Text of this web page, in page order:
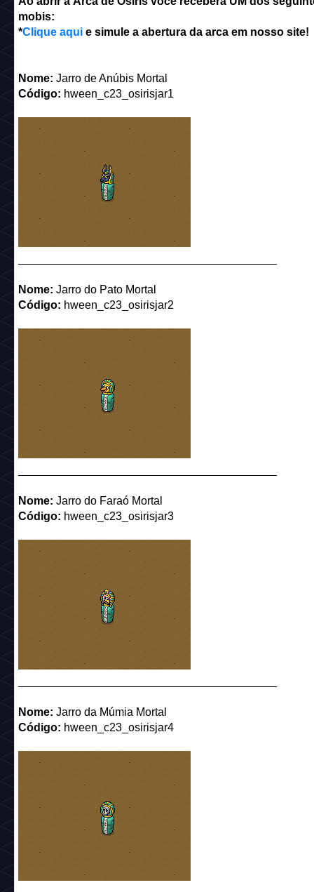
mobis:
*Clique aquie simule a abertura da arca em nosso site!
Nome: Jarro de Anúbis Mortal
Código: hween_c23_osirisjar1
Nome: Jarro do Pato Mortal
Código: hween_c23_osirisjar2
Nome: Jarro do Faraó Mortal
Código: hween_c23_osirisjar3
Nome: Jarro da Múmia Mortal
Código: hween_c23_osirisjar4